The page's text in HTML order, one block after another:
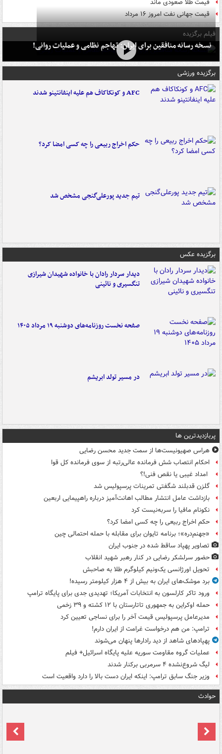
قیمت طلا صعودی ماند
قیمت جهانی نفت امروز ۱۶ مرداد
فیلم برگزیده
نسخه رسانه منافقین برای ایران: تهاجم نظامی و عملیات روانی!
برگزیده ورزشی
AFC و کونکاکاف هم علیه اینفانتینو شدند
حکم اخراج ربیعی را چه کسی امضا کرد؟
تیم جدید پورعلی‌گنجی مشخص شد
برگزیده عکس
دیدار سردار رادان با خانواده‌ شهیدان شیرازی
تنگسیری و نائینی
صفحه نخست روزنامه‌های دوشنبه ۱۹ مرداد ۱۴۰۵
در مسیر تولد ابریشم
پربازدیدترین ها
هراس صهیونیست‌ها از سمت جدید محسن رضایی
احکام انتصاب شش فرمانده عالی‌رتبه از سوی فرمانده کل قوا
امداد غیبی یا نقص فنی!؟
گلزن قدبلند شگفتی تمرینات پرسپولیس شد
بازداشت عامل انتشار مطالب اهانت‌آمیز درباره راهپیمایی اربعین
نکونام مافیا را سربه‌نیست کرد
حکم اخراج ربیعی را چه کسی امضا کرد؟
«جهنم‌دره»؛ برنامه تایوان برای مقابله با حمله احتمالی چین
تصاویر پهپاد ساقط شده در جنوب ایران
حضور سرلشکر رضایی در کنار رهبر شهید انقلاب
تحویل اورژانسی یک‌ونیم کیلوگرم طلا به صاحبش
برد موشک‌های ایران به بیش از ۴ هزار کیلومتر رسیده!
ورود تاکر کارلسون به انتخابات آمریکا؛ تهدیدی جدی برای پایگاه ترامپ
حمله اوکراین به جمهوری تاتارستان با ۱۲ کشته و ۳۹ زخمی
مدیرعامل پرسپولیس قیمت آخر را برای نساجی تعیین کرد
ترامپ: من هم درخواست غرامت از ایران دارم!
پهپادهای شاهد از دید رادارها پنهان می‌شوند
عملیات گروه مقاومت سوریه علیه پایگاه اسرائیل+ فیلم
لیگ شروع‌نشده ۴ سرمربی برکنار شدند
وزیر جنگ سابق ترامپ: اینکه ایران دست بالا را دارد واقعیت است
حوادث